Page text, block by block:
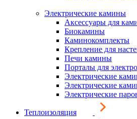
Электрические камины
Аксессуары для
Биокамины
Каминокомплекты
Крепление для
Печи камины
Порталы для
Электрические
Электрические
Электрические
Теплоизоляция